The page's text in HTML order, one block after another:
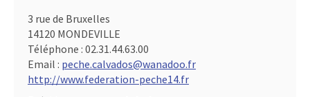
3 rue de Bruxelles
14120 MONDEVILLE
Téléphone : 02.31.44.63.00
Email : peche.calvados@wanadoo.fr
http://www.federation-peche14.fr